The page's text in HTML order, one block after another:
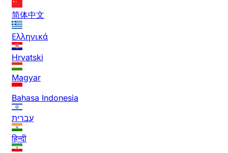
简体中文
Ελληνικά
Hrvatski
Magyar
Bahasa Indonesia
עברית
हिन्दी